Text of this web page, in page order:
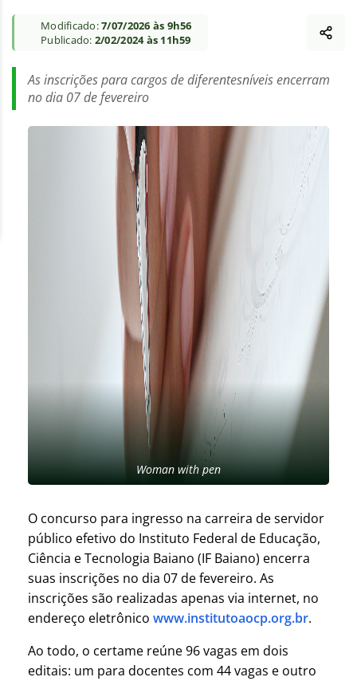
Modificado:7/07/2026 às 9h56
Publicado: 2/02/2024 às 11h59
As inscrições para cargos de diferentesníveis encerram
no dia 07 de fevereiro
Woman with pen
O concurso para ingresso na carreira de servidor
público efetivo do Instituto Federal de Educação,
Ciência e Tecnologia Baiano (IF Baiano) encerra
suas inscrições no dia 07 de fevereiro. As
inscrições são realizadas apenas via internet, no
endereço eletrônico www.institutoaocp.org.br.
Ao todo, o certame reúne 96 vagas em dois
editais: um para docentes com 44 vagas e outro